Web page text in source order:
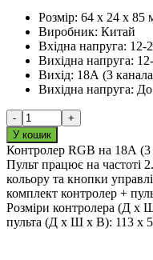
Розмір: 64 х 24 х 85
Виробник: Китай
Вхідна напруга: 12-
Вихідна напруга:
Вихід: 18А (3
Вихідна напруга:
-
+
У кошик
Контролер RGB на 18А (3
Пульт працює на частоті
кольору та кнопки
комплект контролер +
Розміри контролера (Д х
пульта (Д х Ш х В): 113 х